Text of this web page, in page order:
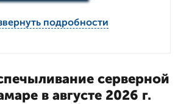
подробности
серверной
в августе 2026 г.